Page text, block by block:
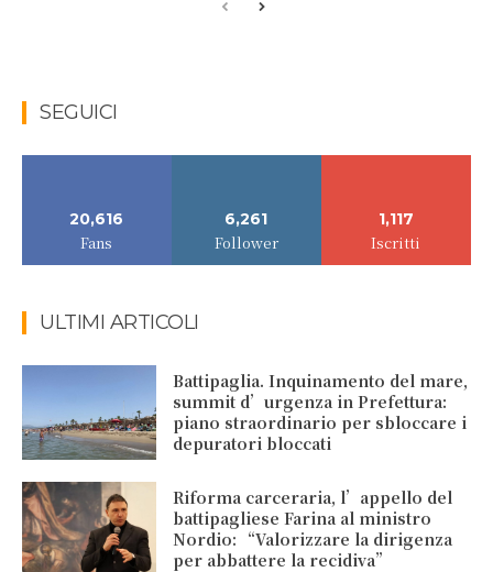
SEGUICI
20,616
Fans
6,261
Follower
1,117
Iscritti
ULTIMI ARTICOLI
Battipaglia. Inquinamento del mare,
summit d’urgenza in Prefettura:
piano straordinario per sbloccare i
depuratori bloccati
Riforma carceraria, l’appello del
battipagliese Farina al ministro
Nordio: “Valorizzare la dirigenza
per abbattere la recidiva”